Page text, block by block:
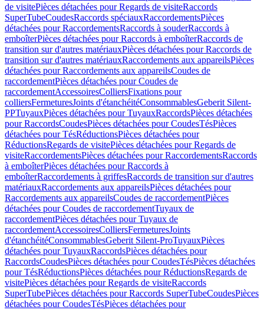
de visitePièces détachées pour Regards de visiteRaccords
SuperTubeCoudesRaccords spéciauxRaccordementsPièces
détachées pour RaccordementsRaccords à souderRaccords à
emboîterPièces détachées pour Raccords à emboîterRaccords de
transition sur d'autres matériauxPièces détachées pour Raccords de
transition sur d'autres matériauxRaccordements aux appareilsPièces
détachées pour Raccordements aux appareilsCoudes de
raccordementPièces détachées pour Coudes de
raccordementAccessoiresColliersFixations pour
colliersFermeturesJoints d'étanchéitéConsommablesGeberit Silent-
PPTuyauxPièces détachées pour TuyauxRaccordsPièces détachées
pour RaccordsCoudesPièces détachées pour CoudesTésPièces
détachées pour TésRéductionsPièces détachées pour
RéductionsRegards de visitePièces détachées pour Regards de
visiteRaccordementsPièces détachées pour RaccordementsRaccords
à emboîterPièces détachées pour Raccords à
emboîterRaccordements à griffesRaccords de transition sur d'autres
matériauxRaccordements aux appareilsPièces détachées pour
Raccordements aux appareilsCoudes de raccordementPièces
détachées pour Coudes de raccordementTuyaux de
raccordementPièces détachées pour Tuyaux de
raccordementAccessoiresColliersFermeturesJoints
d'étanchéitéConsommablesGeberit Silent-ProTuyauxPièces
détachées pour TuyauxRaccordsPièces détachées pour
RaccordsCoudesPièces détachées pour CoudesTésPièces détachées
pour TésRéductionsPièces détachées pour RéductionsRegards de
visitePièces détachées pour Regards de visiteRaccords
SuperTubePièces détachées pour Raccords SuperTubeCoudesPièces
détachées pour CoudesTésPièces détachées pour